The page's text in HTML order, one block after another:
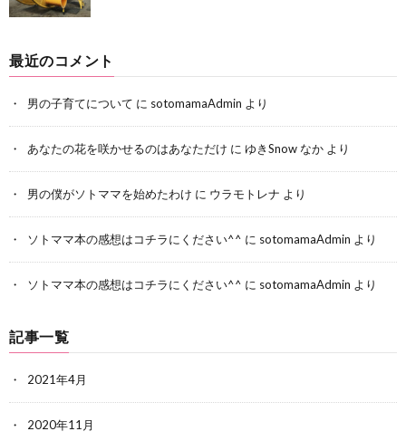
最近のコメント
男の子育てについて に sotomamaAdmin より
あなたの花を咲かせるのはあなただけ に ゆきSnow なか より
男の僕がソトママを始めたわけ に ウラモトレナ より
ソトママ本の感想はコチラにください^^ に sotomamaAdmin より
ソトママ本の感想はコチラにください^^ に sotomamaAdmin より
記事一覧
2021年4月
2020年11月